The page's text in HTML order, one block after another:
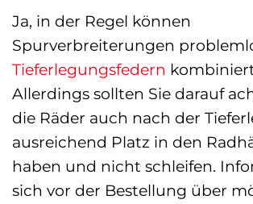
Ja, in der Regel können
Spurverbreiterungen
Tieferlegungsfedern
Allerdings sollten Sie darauf
die Räder auch nach der
ausreichend Platz in den
haben und nicht schleifen.
sich vor der Bestellung über